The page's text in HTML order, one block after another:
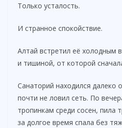
Только усталость.
И странное спокойствие.
Алтай встретил её холодным
и тишиной, от которой
Санаторий находился далеко
почти не ловил сеть. По
тропинкам среди сосен, пила
за долгое время спала без